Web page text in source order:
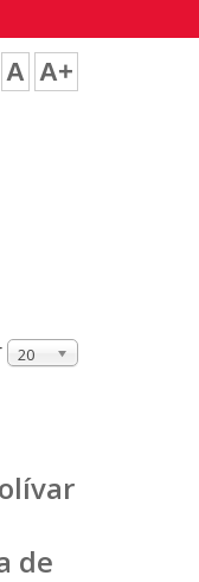
A A+
20
de